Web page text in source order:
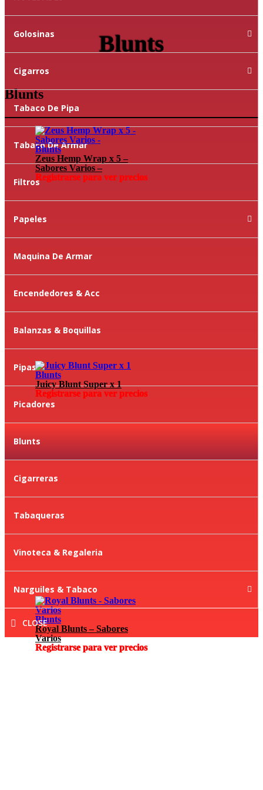
Golosinas
Cigarros
Tabaco De Pipa
Tabaco De Armar
Filtros
Papeles
Maquina De Armar
Encendedores & Acc
Balanzas & Boquillas
Pipas
Picadores
Blunts
Cigarreras
Tabaqueras
Vinoteca & Regaleria
Narguiles & Tabaco
CLOSE
Blunts
Blunts
Blunts
Zeus Hemp Wrap x 5 –
Sabores Varios –
Registrarse para ver precios
Blunts
Juicy Blunt Super x 1
Registrarse para ver precios
Blunts
Royal Blunts – Sabores
Varios
Registrarse para ver precios